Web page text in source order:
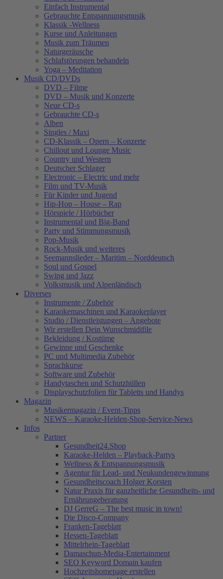
Einfach Instrumental
Gebrauchte Entspannungsmusik
Klassik -Wellness
Kurse und Anleitungen
Musik zum Träumen
Naturgeräusche
Schlafstörungen behandeln
Yoga – Meditation
Musik CD/DVDs
DVD – Filme
DVD – Musik und Konzerte
Neue CD-s
Gebrauchte CD-s
Alben
Singles / Maxi
CD-Klassik – Opern – Konzerte
Chillout und Lounge Music
Country und Western
Deutscher Schlager
Electronic – Electric und mehr
Film und TV-Musik
Für Kinder und Jugend
Hip-Hop – House – Rap
Hörspiele / Hörbücher
Instrumental und Big-Band
Party und Stimmungsmusik
Pop-Musik
Rock-Musik und weiteres
Seemannslieder – Maritim – Norddeutsch
Soul und Gospel
Swing und Jazz
Volksmusik und Alpenländisch
Diverses
Instrumente / Zubehör
Karaokemaschinen und Karaokeplayer
Studio / Dienstleistungen – Angebote
Wir erstellen Dein Wunschmidifile
Bekleidung / Kostüme
Gewinne und Geschenke
PC und Multimedia Zubehör
Sprachkurse
Software und Zubehör
Handytaschen und Schutzhüllen
Displayschutzfolien für Tabletts und Handys
Magazin
Musikermagazin / Event-Tipps
NEWS – Karaoke-Helden-Shop-Service-News
Infos
Partner
Gesundheit24.Shop
Karaoke-Helden – Playback-Partys
Wellness & Entspannungsmusik
Agentur für Lead- und Neukundengewinnung
Gesundheitscoach Holger Korsten
Natur Praxis für ganzheitliche Gesundheits- und
Ernährungeberatung
DJ GerreG – The best music in town!
Die Disco-Company
Franken-Tageblatt
Hessen-Tageblatt
Mittelrhein-Tageblatt
Damaschun-Media-Entertainment
SEO Keyword Domain kaufen
Hochzeitshomepage erstellen